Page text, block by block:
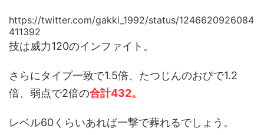
https://twitter.com/gakki_1992/status/1246620926084
411392
技は威力120のインファイト。
さらにタイプ一致で1.5倍、たつじんのおびで1.2
倍、弱点で2倍の合計432。
レベル60くらいあれば一撃で葬れるでしょう。